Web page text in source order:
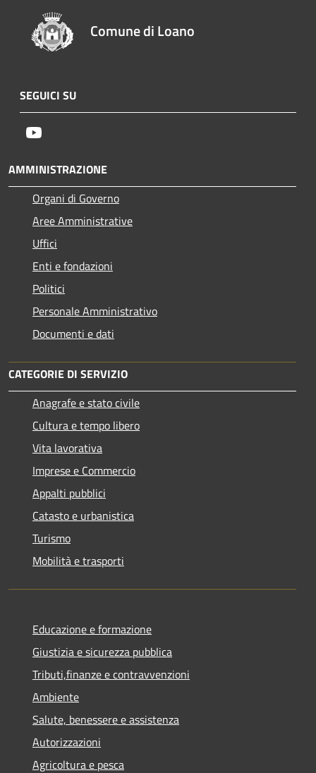
Comune di Loano
SEGUICI SU
AMMINISTRAZIONE
Organi di Governo
Aree Amministrative
Uffici
Enti e fondazioni
Politici
Personale Amministrativo
Documenti e dati
CATEGORIE DI SERVIZIO
Anagrafe e stato civile
Cultura e tempo libero
Vita lavorativa
Imprese e Commercio
Appalti pubblici
Catasto e urbanistica
Turismo
Mobilità e trasporti
Educazione e formazione
Giustizia e sicurezza pubblica
Tributi,finanze e contravvenzioni
Ambiente
Salute, benessere e assistenza
Autorizzazioni
Agricoltura e pesca